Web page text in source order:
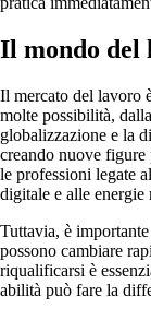
Il mondo del
Il mercato del lavoro
molte possibilità,
globalizzazione e la
creando nuove
le professioni legate
digitale e alle
Tuttavia, è
possono cambiare
riqualificarsi è
abilità può fare la